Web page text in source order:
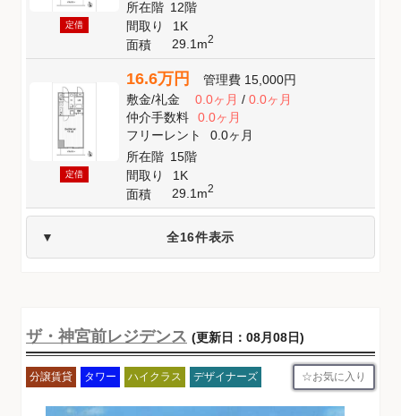
定借
所在階 12階
間取り
1K
面積
29.1m2
定借
16.6万円 管理費 15,000円
敷金/礼金 0.0ヶ月/ 0.0ヶ月
仲介手数料
0.0ヶ月
フリーレント
0.0ヶ月
所在階 15階
間取り
1K
面積
29.1m2
全16件表示
ザ・神宮前レジデンス (更新日：08月08日)
分譲賃貸 タワー ハイクラス デザイナーズ お気に入り